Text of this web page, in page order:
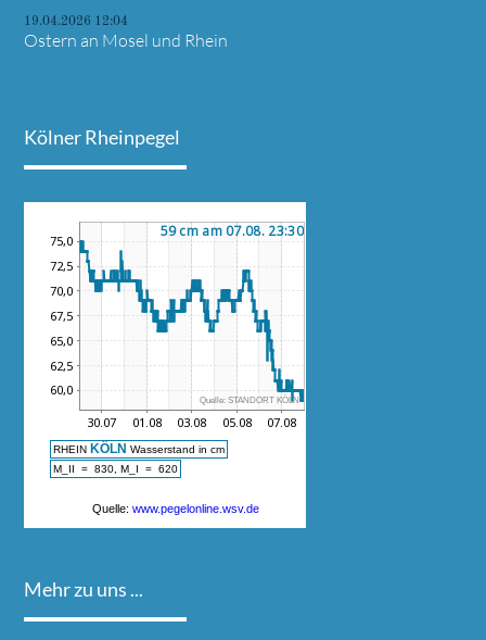
19.04.2026 12:04
Ostern an Mosel und Rhein
Kölner Rheinpegel
Mehr zu uns ...